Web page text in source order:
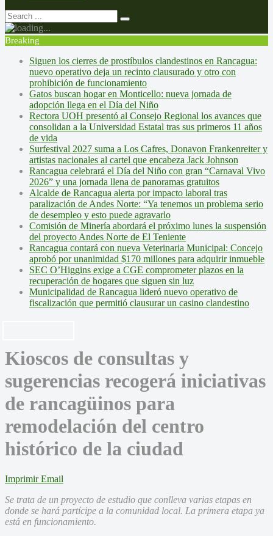
Breaking
Siguen los cierres de prostíbulos clandestinos en Rancagua:
nuevo operativo deja un recinto clausurado y otro con
prohibición de funcionamiento
Gatos buscan hogar en Monticello: nueva jornada de
adopción llega en el Día del Niño
Rectora UOH presentó al Consejo Regional los avances que
consolidan a la Universidad Estatal tras sus primeros 11 años
de vida
Surfestival 2027 suma a Los Cafres, Donavon Frankenreiter y
artistas nacionales al cartel que encabeza Jack Johnson
Rancagua celebrará el Día del Niño con gran “Carnaval Vivo
2026” y una jornada llena de panoramas gratuitos
Alcalde de Rancagua alerta por impacto laboral tras
paralización de Andes Norte: “Ya tenemos un problema serio
de desempleo y esto puede agravarlo
Comisión de Minería abordará el próximo lunes la suspensión
del proyecto Andes Norte de El Teniente
Rancagua contará con nueva Veterinaria Municipal: Concejo
aprobó por unanimidad $170 millones para adquirir inmueble
SEC O’Higgins exige a CGE comprometer plazos en la
recuperación de hogares que siguen sin luz
Municipalidad de Rancagua lideró nuevo operativo de
fiscalización que permitió clausurar un casino clandestino
Kioscos de consultas y
sugerencias recogerá iniciativas
de rancagüinos para
remodelación del centro
histórico de la ciudad
Imprimir Email
Se trata de un proyecto de estudio que conlleva varias etapas en
donde se hará partícipe a la comunidad local. La primera etapa ya
está en funcionamiento.